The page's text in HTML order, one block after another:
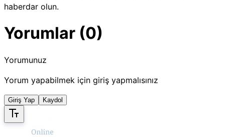
haberdar olun.
Yorumlar (0)
Yorumunuz
Yorum yapabilmek için giriş yapmalısınız
Giriş Yap Kaydol